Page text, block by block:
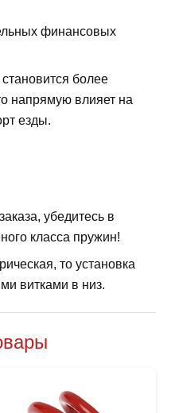
финансовых
более
напрямую влияет на
езды.
убедитесь в
класса пружин!
то установка
витками в низ.